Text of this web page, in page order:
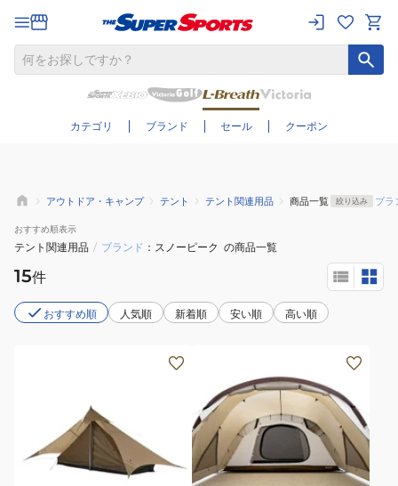
カテゴリ ブランド セール クーポン
さらに絞り込む
アウトドア・キャンプ テント テント関連用品 商品一覧 絞り込み ブラ
おすすめ順表示
テント関連用品 / ブランド スノーピーク の商品一覧
15件
おすすめ順 人気順 新着順 安い順 高い順
限